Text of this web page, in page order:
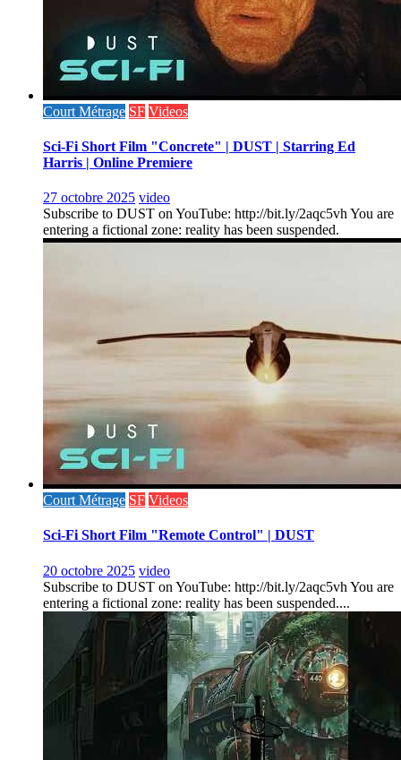
Court Métrage SF Videos
Sci-Fi Short Film "Concrete" | DUST | Starring Ed
Harris | Online Premiere
27 octobre 2025 video
Subscribe to DUST on YouTube: http://bit.ly/2aqc5vh You are
entering a fictional zone: reality has been suspended.
Court Métrage SF Videos
Sci-Fi Short Film "Remote Control" | DUST
20 octobre 2025 video
Subscribe to DUST on YouTube: http://bit.ly/2aqc5vh You are
entering a fictional zone: reality has been suspended....